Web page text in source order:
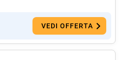
VEDI OFFERTA